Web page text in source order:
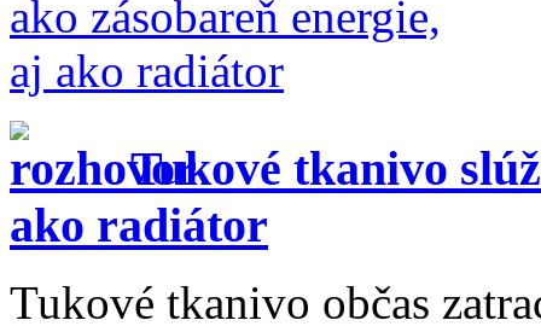
Tukové tkanivo
ako radiátor
Tukové tkanivo občas